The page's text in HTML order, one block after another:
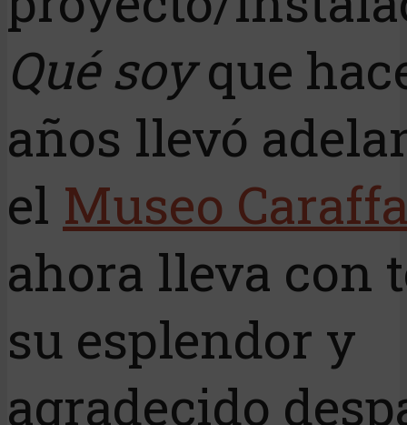
Qué soyque
años llevó
el Museo
ahora lleva con
su esplendor y
agradecido